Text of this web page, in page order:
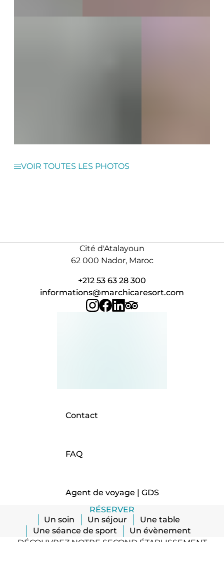
VOIR TOUTES LES PHOTOS
Cité d'Atalayoun
62 000 Nador, Maroc
+212 53 63 28 300
informations@marchicaresort.com
Contact
FAQ
Agent de voyage | GDS
RÉSERVER
Un soin
Un séjour
Une table
Une séance de sport
Un évènement
DÉCOUVREZ NOTRE SECOND ÉTABLISSEMENT